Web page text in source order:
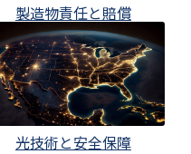
製造物責任と賠償
光技術と安全保障